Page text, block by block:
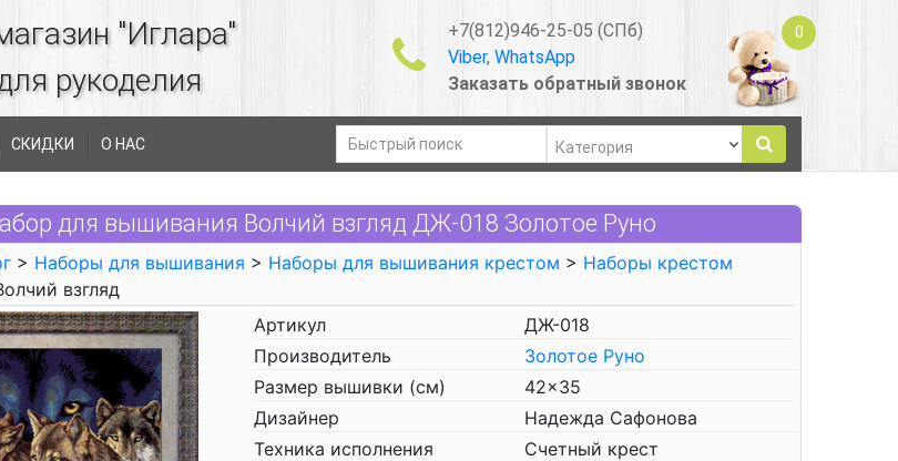
"Иглара"
рукоделия
+7(812)946-25-05 (СПб)
Viber, WhatsApp
Заказать обратный звонок
0
СКИДКИ О НАС
для вышивания Волчий взгляд ДЖ-018 Золотое Руно
> Наборы для вышивания > Наборы для вышивания крестом > Наборы крестом
взгляд
Артикул
ДЖ-018
Производитель
Золотое Руно
Размер вышивки (см)
42x35
Дизайнер
Надежда Сафонова
Техника исполнения
Счетный крест